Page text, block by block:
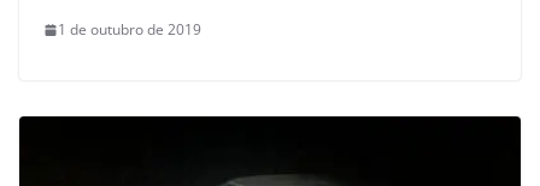
1 de outubro de 2019